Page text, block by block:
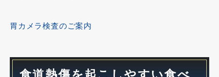
胃カメラ検査のご案内